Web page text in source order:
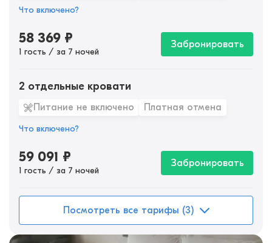
Что включено?
58 369 ₽
1 гость / за 7 ночей
Забронировать
2 отдельные кровати
Питание не включено Платная отмена
Что включено?
59 091 ₽
1 гость / за 7 ночей
Забронировать
Посмотреть все тарифы (3)